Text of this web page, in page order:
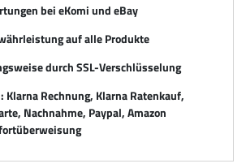
bei eKomi und eBay
auf alle Produkte
durch SSL-Verschlüsselung
Klarna Rechnung, Klarna Ratenkauf,
Nachnahme, Paypal, Amazon